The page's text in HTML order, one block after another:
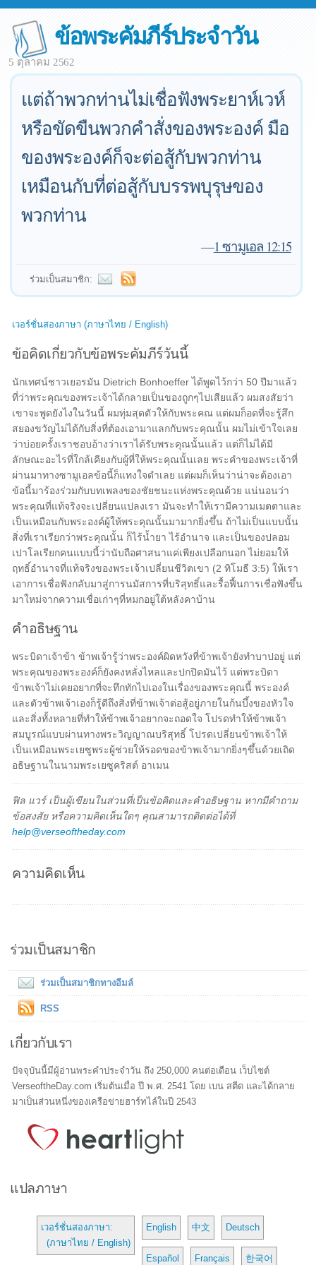
ข้อพระคัมภีร์ประจำวัน
5 ตุลาคม 2562
แต่ถ้าพวกท่านไม่เชื่อฟังพระยาห์เวห์
หรือขัดขืนพวกคำสั่งของพระองค์ มือ
ของพระองค์ก็จะต่อสู้กับพวกท่าน
เหมือนกับที่ต่อสู้กับบรรพบุรุษของ
พวกท่าน
—1 ซามูเอล 12:15
ร่วมเป็นสมาชิก:
เวอร์ชั่นสองภาษา (ภาษาไทย / English)
ข้อคิดเกี่ยวกับข้อพระคัมภีร์วันนี้
นักเทศน์ชาวเยอรมัน Dietrich Bonhoeffer ได้พูดไว้กว่า 50 ปีมาแล้ว
ที่ว่าพระคุณของพระเจ้าได้กลายเป็นของถูกๆไปเสียแล้ว ผมสงสัยว่า
เขาจะพูดยังไงในวันนี้ ผมทุ่มสุดตัวให้กับพระคณ แต่ผมก็อดที่จะรู้สึก
สยองขวัญไม่ได้กับสิ่งที่ต้องเอามาแลกกับพระคุณนั้น ผมไม่เข้าใจเลย
ว่าบ่อยครั้งเราชอบอ้างว่าเราได้รับพระคุณนั้นแล้ว แต่ก็ไม่ได้มี
ลักษณะอะไรที่ใกล้เคียงกับผู้ที่ให้พระคุณนั้นเลย พระคำของพระเจ้าที่
ผ่านมาทางซามูเอลข้อนี้ก็แทงใจดำเลย แต่ผมก็เห็นว่าน่าจะต้องเอา
ข้อนี้มาร้องร่วมกับบทเพลงของชัยชนะแห่งพระคุณด้วย แน่นอนว่า
พระคุณที่แท้จริงจะเปลี่ยนแปลงเรา มันจะทำให้เรามีความเมตตาและ
เป็นเหมือนกับพระองค์ผู้ให้พระคุณนั้นมามากยิ่งขึ้น ถ้าไม่เป็นแบบนั้น
สิ่งที่เราเรียกว่าพระคุณนั้น ก็ไร้น้ำยา ไร้อำนาจ และเป็นของปลอม
เปาโลเรียกคนแบบนี้ว่านับถือศาสนาแค่เพียงเปลือกนอก ไม่ยอมให้
ฤทธิ์อำนาจที่แท้จริงของพระเจ้าเปลี่ยนชีวิตเขา (2 ทิโมธี 3:5) ให้เรา
เอาการเชื่อฟังกลับมาสู่การนมัสการที่บริสุทธิ์และรื้อฟื้นการเชื่อฟังขึ้น
มาใหม่จากความเชื่อเก่าๆที่หมกอยู่ใต้หลังคาบ้าน
คำอธิษฐาน
พระบิดาเจ้าข้า ข้าพเจ้ารู้ว่าพระองค์ผิดหวังที่ข้าพเจ้ายังทำบาปอยู่ แต่
พระคุณของพระองค์ก็ยังคงหลั่งไหลและปกปิดมันไว้ แต่พระบิดา
ข้าพเจ้าไม่เคยอยากที่จะทึกทักไปเองในเรื่องของพระคุณนี้ พระองค์
และตัวข้าพเจ้าเองก็รู้ดีถึงสิ่งที่ข้าพเจ้าต่อสู้อยู่ภายในก้นบึ้งของหัวใจ
และสิ่งทั้งหลายที่ทำให้ข้าพเจ้าอยากจะถอดใจ โปรดทำให้ข้าพเจ้า
สมบูรณ์แบบผ่านทางพระวิญญาณบริสุทธิ์ โปรดเปลี่ยนข้าพเจ้าให้
เป็นเหมือนพระเยซูพระผู้ช่วยให้รอดของข้าพเจ้ามากยิ่งๆขึ้นด้วยเถิด
อธิษฐานในนามพระเยซูคริสต์ อาเมน
ฟิล แวร์ เป็นผู้เขียนในส่วนที่เป็นข้อคิดและคำอธิษฐาน หากมีคำถาม
ข้อสงสัย หรือความคิดเห็นใดๆ คุณสามารถติดต่อได้ที่
help@verseoftheday.com
ความคิดเห็น
ร่วมเป็นสมาชิก
ร่วมเป็นสมาชิกทางอีมล์
RSS
เกี่ยวกับเรา
ปัจจุบันนี้มีผู้อ่านพระคำประจำวัน ถึง 250,000 คนต่อเดือน เว็บไซต์
VerseoftheDay.com เริ่มต้นเมื่อ ปี พ.ศ. 2541 โดย เบน สตีด และได้กลาย
มาเป็นส่วนหนึ่งของเครือข่ายฮาร์ทไล์ในปี 2543
แปลภาษา
เวอร์ชั่นสองภาษา:
(ภาษาไทย / English)
English 中文 Deutsch
Español Français 한국어